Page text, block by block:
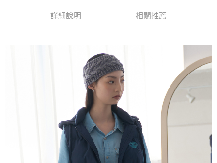
４．使用「AFTEE先享後付」時，將依據個別帳號之用戶狀況，依本公司即
５．嚴禁一人註冊多個帳號或使用他人資訊註冊。若發現惡意使用之情形，
恩沛科技股份有限公司將有權停止該用戶之使用額度並採取法律行動。
每筆NT$80，滿NT$1,200(含以上)免運費
詳細說明 相關推薦